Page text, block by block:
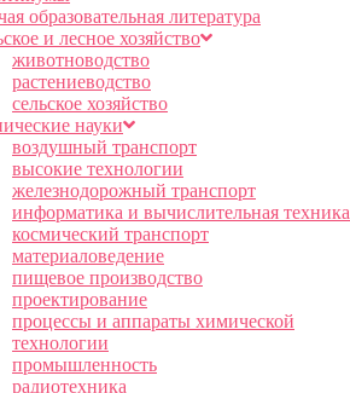
образовательная литература
и лесное хозяйство
животноводство
растениеводство
сельское хозяйство
науки
воздушный транспорт
высокие технологии
железнодорожный транспорт
информатика и вычислительная техника
космический транспорт
материаловедение
пищевое производство
проектирование
процессы и аппараты химической
технологии
промышленность
радиотехника